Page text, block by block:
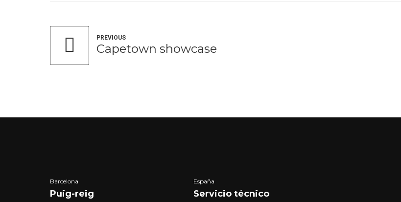
PREVIOUS
Capetown showcase
Barcelona
Puig-reig
España
Servicio técnico